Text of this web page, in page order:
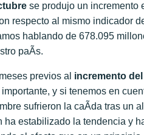
se produjo un incremento
respecto al mismo indicador
hablando de 678.095
paÃ­s.
previos al incremento del
y si tenemos en
sufrieron la caÃ­da tras un
ha estabilizado la tendencia y